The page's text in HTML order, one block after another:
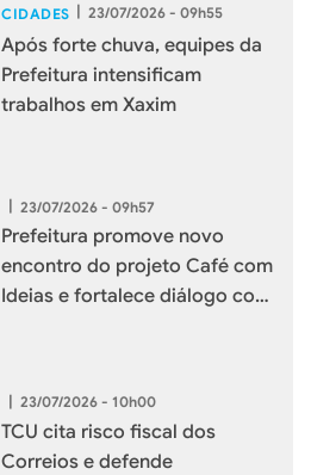
CIDADES | 23/07/2026 - 09h55
Após forte chuva, equipes da
Prefeitura intensificam
trabalhos em Xaxim
23/07/2026 - 09h57
Prefeitura promove novo
encontro do projeto Café com
Ideias e fortalece diálogo com
| 23/07/2026 - 10h00
TCU cita risco fiscal dos
Correios e defende